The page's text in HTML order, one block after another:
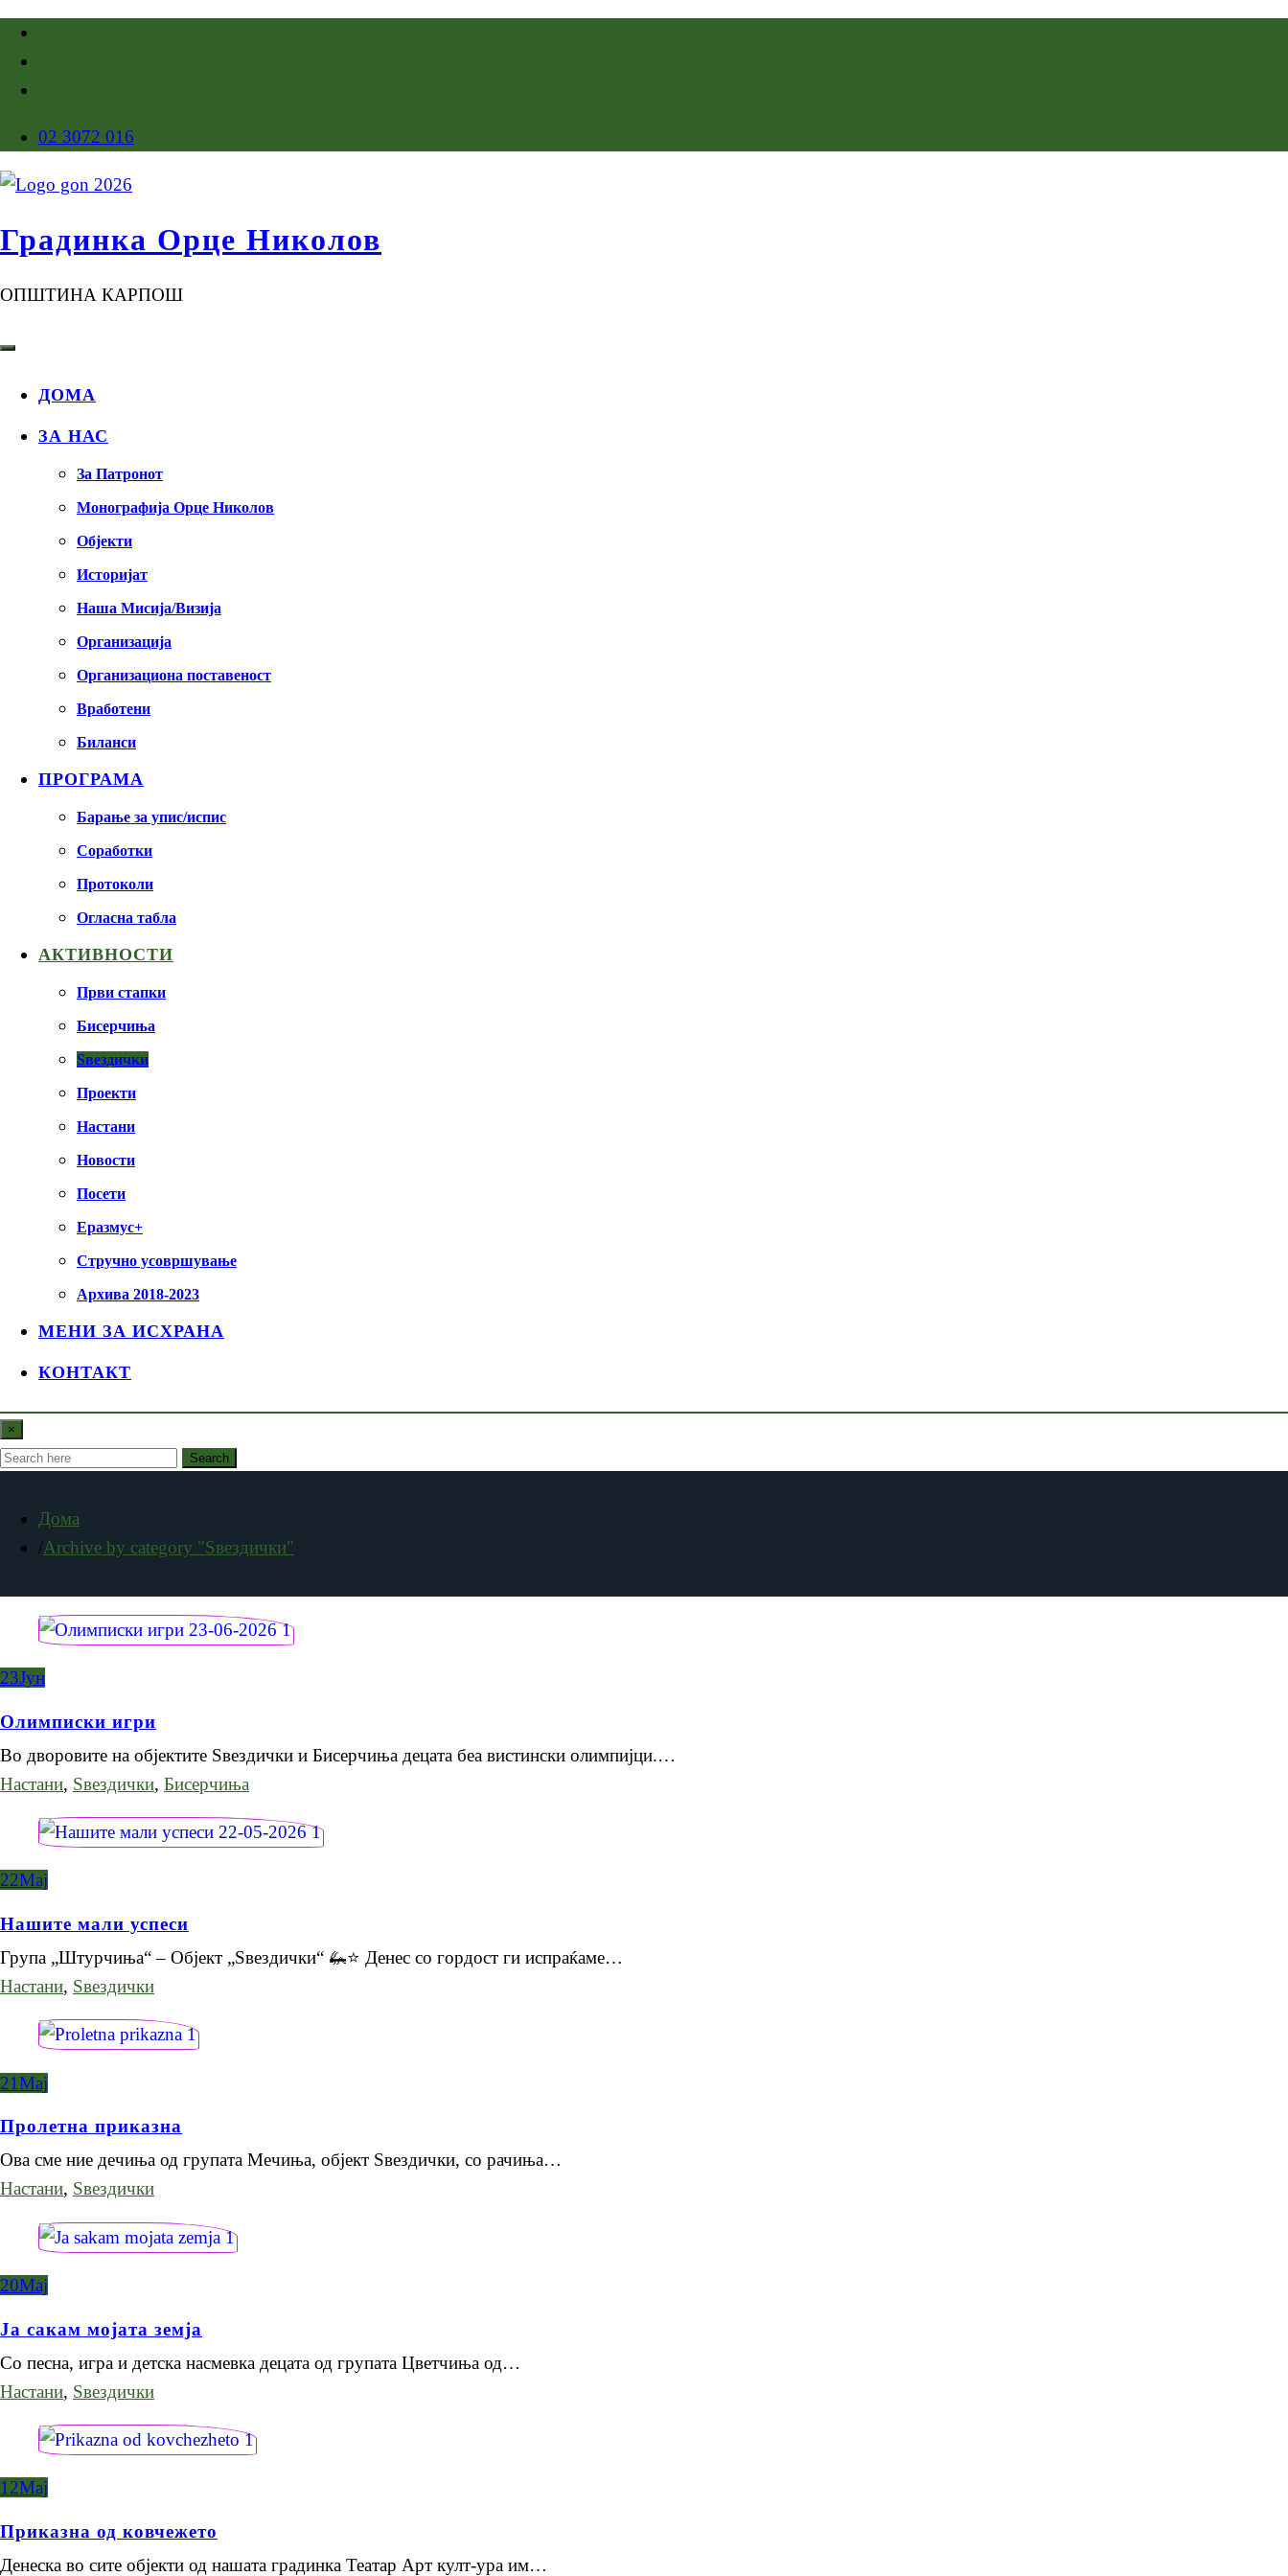
02 3072 016
Градинка Орце Николов
ОПШТИНА КАРПОШ
ДОМА
ЗА НАС
За Патронот
Монографија Орце Николов
Објекти
Историјат
Наша Мисија/Визија
Организација
Организациона поставеност
Вработени
Биланси
ПРОГРАМА
Барање за упис/испис
Соработки
Протоколи
Огласна табла
АКТИВНОСТИ
Први стапки
Бисерчиња
Ѕвездички
Проекти
Настани
Новости
Посети
Еразмус+
Стручно усовршување
Архива 2018-2023
МЕНИ ЗА ИСХРАНА
КОНТАКТ
×
Search
Дома
Archive by category "Ѕвездички"
23Јун
Олимписки игри
Во дворовите на објектите Ѕвездички и Бисерчиња децата беа вистински олимпијци.…
Настани, Ѕвездички, Бисерчиња
22Мај
Нашите мали успеси
Група „Штурчиња“ – Објект „Ѕвездички“ 🦗⭐ Денес со гордост ги испраќаме…
Настани, Ѕвездички
21Мај
Пролетна приказна
Ова сме ние дечиња од групата Мечиња, објект Ѕвездички, со рачиња…
Настани, Ѕвездички
20Мај
Ја сакам мојата земја
Со песна, игра и детска насмевка децата од групата Цветчиња од…
Настани, Ѕвездички
12Мај
Приказна од ковчежето
Денеска во сите објекти од нашата градинка Театар Арт култ-ура им…